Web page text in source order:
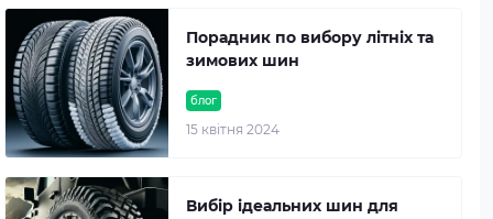
блог
15 квітня 2024
Порадник по вибору літніх та
зимових шин
Вибір ідеальних шин для